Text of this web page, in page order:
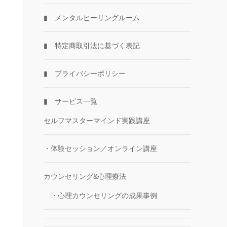
▮ メンタルヒーリングルーム
▮ 特定商取引法に基づく表記
▮ プライバシーポリシー
▮ サービス一覧
セルフマスターマインド実践講座
・体験セッション／オンライン講座
カウンセリング&心理療法
・心理カウンセリングの成果事例